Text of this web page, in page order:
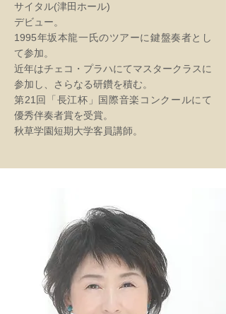
サイタル(津田ホール)
デビュー。
1995年坂本龍一氏のツアーに鍵盤奏者とし
て参加。
近年はチェコ・プラハにてマスタークラスに
参加し、さらなる研鑽を積む。
第21回「長江杯」国際音楽コンクールにて
優秀伴奏者賞を受賞。
秋草学園短期大学客員講師。